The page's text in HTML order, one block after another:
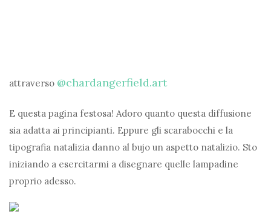
attraverso @chardangerfield.art
E questa pagina festosa! Adoro quanto questa diffusione
sia adatta ai principianti. Eppure gli scarabocchi e la
tipografia natalizia danno al bujo un aspetto natalizio. Sto
iniziando a esercitarmi a disegnare quelle lampadine
proprio adesso.